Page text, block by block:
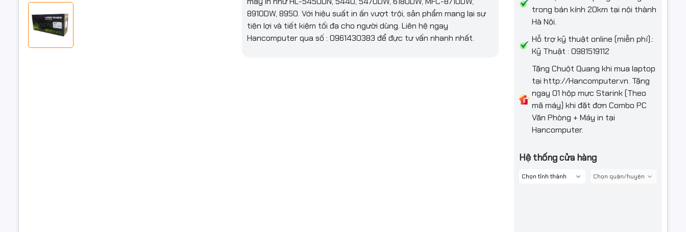
8910DW, 8950. Với hiệu suất in ấn vượt trội, sản phẩm mang lại sự
tiện lợi và tiết kiệm tối đa cho người dùng. Liên hệ ngay
Hancomputer qua số : 0961430383 để đực tư vấn nhanh nhất.
trong bán kính 20km tại nội thành
Hà Nội.
Hỗ trợ kỹ thuật online (miễn phí).:
Kỹ Thuật : 0981519112
Tặng Chuột Quang khi mua laptop
tại http://Hancomputer.vn. Tặng
ngay 01 hộp mực Starink (Theo
mã máy) khi đặt đơn Combo PC
Văn Phòng + Máy in tại
Hancomputer.
Hệ thống cửa hàng